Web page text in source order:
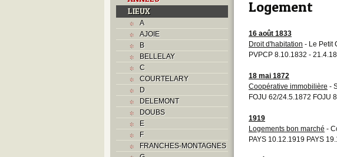
LIEUX
A
AJOIE
B
BELLELAY
C
COURTELARY
D
DELEMONT
DOUBS
E
F
FRANCHES-MONTAGNES
Logement
16 août 1833
Droit d'habitation - Le Petit
PVPCP 8.10.1832 -
18 mai 1872
Coopérative immobilière -
FOJU 62/24.5.1872 FOJU
1919
Logements bon marché -
PAYS 10.12.1919 PAYS